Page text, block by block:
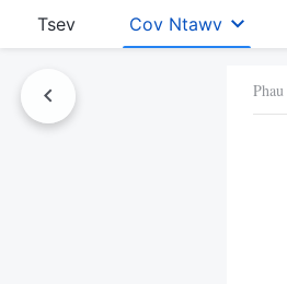
Tsev Cov Ntawv